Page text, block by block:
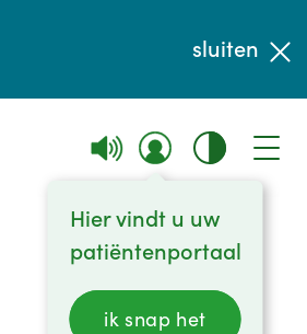
sluiten
Hier vindt u uw
patiëntenportaal
ik snap het